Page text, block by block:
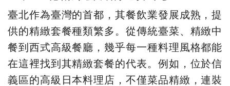
臺北作為臺灣的首都，其餐飲業發展成熟，提
供的精緻套餐種類繁多。從傳統臺菜、精緻中
餐到西式高級餐廳，幾乎每一種料理風格都能
在這裡找到其精緻套餐的代表。例如，位於信
義區的高級日本料理店，不僅菜品精緻，連裝